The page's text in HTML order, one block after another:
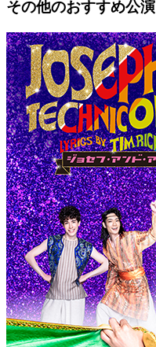
その他のおすすめ公演